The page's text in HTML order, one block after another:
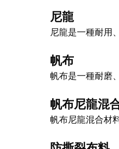
尼龍
尼龍是一種耐用
帆布
帆布是一種耐磨
帆布尼龍混
帆布尼龍混合材